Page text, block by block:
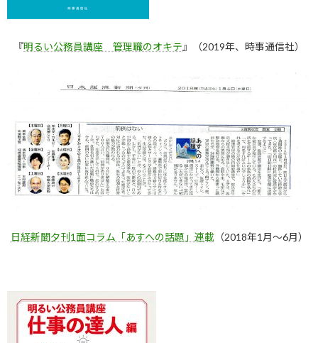
『明るい公務員講座 管理職のオキテ 』（2019年、時事通信社）
日経新聞夕刊1面コラム「あすへの話題」連載 （2018年1月～6月）